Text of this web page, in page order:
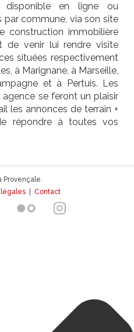
disponible en ligne ou
par commune, via son site
construction immobilière
de venir lui rendre visite
situées respectivement
à Marignane, à Marseille,
et à Pertuis. Les
se feront un plaisir
les annonces de terrain +
répondre à toutes vos
Provençale.
légales Contact